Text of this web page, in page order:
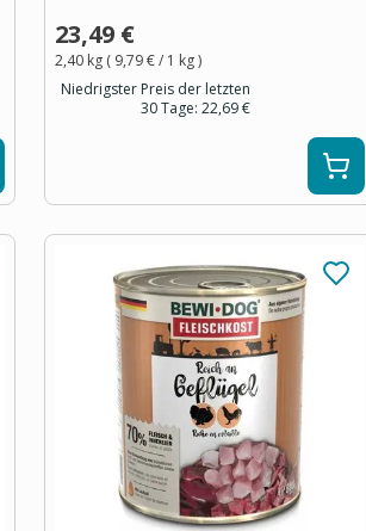
23,49 €
2,40 kg ( 9,79 €/ 1 kg)
Niedrigster Preis der letzten
30 Tage: 22,69 €